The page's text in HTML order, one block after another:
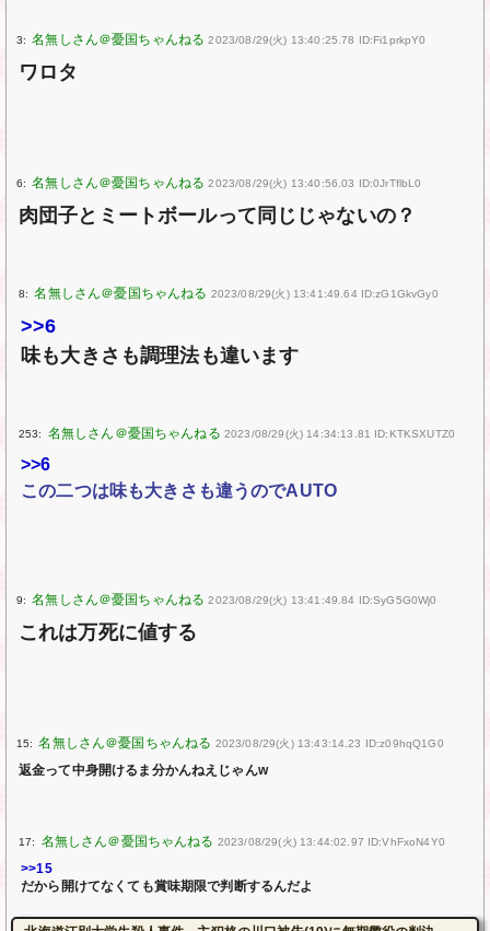
3: 2023/08/29(火) 13:40:25.78 ID:Fi1prkpY0
ワロタ
6: 2023/08/29(火) 13:40:56.03 ID:0JrTflbL0
肉団子とミートボールって同じじゃないの？
8: 2023/08/29(火) 13:41:49.64 ID:zG1GkvGy0
>>6
味も大きさも調理法も違います
253: 2023/08/29(火) 14:34:13.81 ID:KTKSXUTZ0
>>6
この二つは味も大きさも違うのでAUTO
9: 2023/08/29(火) 13:41:49.84 ID:SyG5G0Wj0
これは万死に値する
15: 2023/08/29(火) 13:43:14.23 ID:z09hqQ1G0
返金って中身開けるま分かんねえじゃんw
17: 2023/08/29(火) 13:44:02.97 ID:VhFxoN4Y0
>>15
だから開けてなくても賞味期限で判断するんだよ